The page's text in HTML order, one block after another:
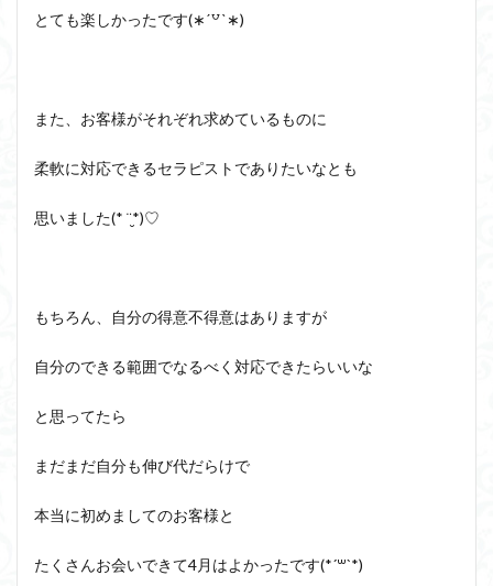
とても楽しかったです(∗ˊ꒵ˋ∗)
また、お客様がそれぞれ求めているものに
柔軟に対応できるセラピストでありたいなとも
思いました(* ¨̮*)♡
もちろん、自分の得意不得意はありますが
自分のできる範囲でなるべく対応できたらいいな
と思ってたら
まだまだ自分も伸び代だらけで
本当に初めましてのお客様と
たくさんお会いできて4月はよかったです(*´꒳`*)